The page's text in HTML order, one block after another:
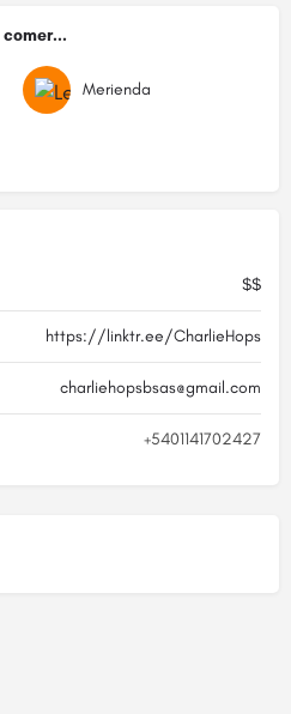
Merienda
$$
https://linktr.ee/CharlieHops
charliehopsbsas@gmail.com
+5401141702427